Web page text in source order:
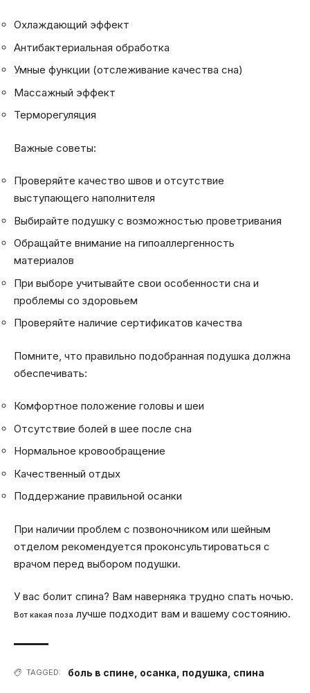
Охлаждающий эффект
Антибактериальная обработка
Умные функции (отслеживание качества сна)
Массажный эффект
Терморегуляция
Важные советы:
Проверяйте качество швов и отсутствие
выступающего наполнителя
Выбирайте подушку с возможностью проветривания
Обращайте внимание на гипоаллергенность
материалов
При выборе учитывайте свои особенности сна и
проблемы со здоровьем
Проверяйте наличие сертификатов качества
Помните, что правильно подобранная подушка должна
обеспечивать:
Комфортное положение головы и шеи
Отсутствие болей в шее после сна
Нормальное кровообращение
Качественный отдых
Поддержание правильной осанки
При наличии проблем с позвоночником или шейным
отделом рекомендуется проконсультироваться с
врачом перед выбором подушки.
У вас болит спина? Вам наверняка трудно спать ночью.
Вот какая поза лучше подходит вам и вашему состоянию.
TAGGED: боль в спине осанка подушка спина